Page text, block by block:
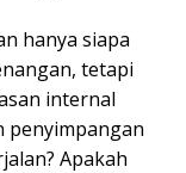
hanya siapa
tetapi
internal
penyimpangan
Apakah